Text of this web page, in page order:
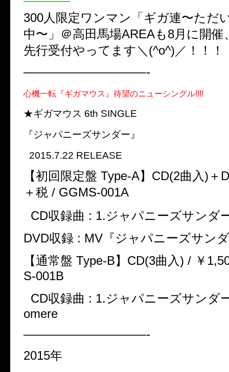
300人限定ワンマン「ギガ連〜ただ
中〜」＠高田馬場AREAも8月に開催
先行受付やってます＼(^o^)／！！！
——————————-
心機一転『ギガマウス』待望のニューシングル!!!!
★ギガマウス 6th SINGLE
『ジャパニーズサンダー』
2015.7.22 RELEASE
【初回限定盤 Type-A】CD(2曲入)＋
＋税 / GGMS-001A
CD収録曲 : 1.ジャパニーズサンダ
DVD収録 : MV『ジャパニーズサン
【通常盤 Type-B】CD(3曲入) / ￥
S-001B
CD収録曲 : 1.ジャパニーズサンダ
omere
——————————-
2015年